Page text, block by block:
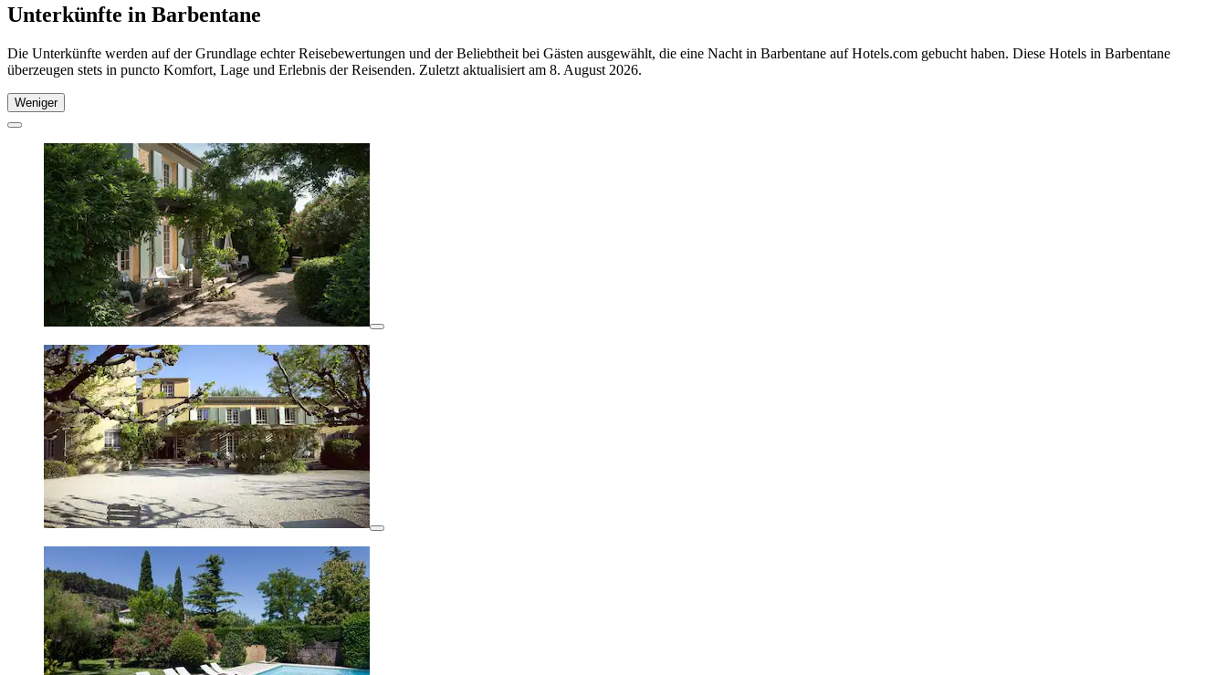
Unterkünfte in Barbentane
Die Unterkünfte werden auf der Grundlage echter Reisebewertungen und der Beliebtheit bei Gästen ausgewählt, die eine Nacht in Barbentane auf Hotels.com gebucht haben. Diese Hotels in Barbentane
überzeugen stets in puncto Komfort, Lage und Erlebnis der Reisenden. Zuletzt aktualisiert am 8. August 2026.
Weniger